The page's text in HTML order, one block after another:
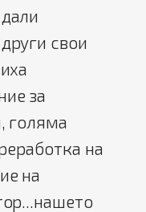
свои
за
голяма
на
на